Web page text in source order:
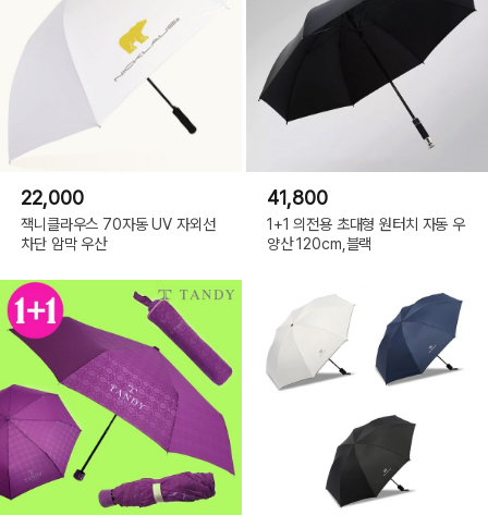
22,000
잭니클라우스 70자동 UV 자외선
차단 암막 우산
41,800
1+1 의전용 초대형 원터치 자동 우
양산 120cm,블랙